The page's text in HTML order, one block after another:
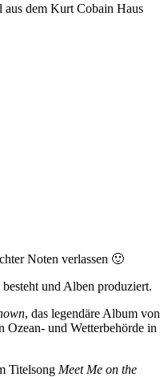
aus dem Kurt Cobain Haus
Noten verlassen 🙂
besteht und Alben produziert.
, das legendäre Album von
Ozean- und Wetterbehörde in
Titelsong Meet Me on the